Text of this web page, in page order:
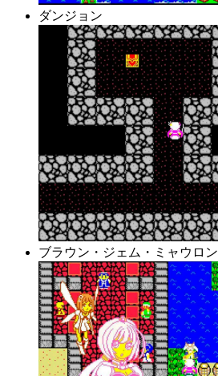
ダンジョン
ブラウン・ジェム・ミャウロン